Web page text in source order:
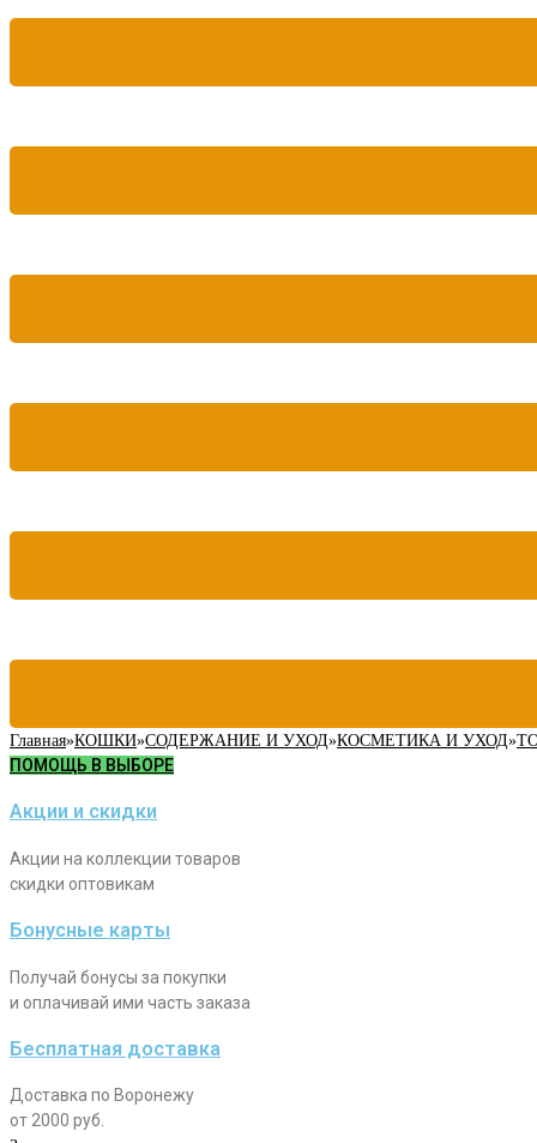
Главная»КОШКИ»СОДЕРЖАНИЕ И УХОД»КОСМЕТИКА И УХОД»
ПОМОЩЬ В ВЫБОРЕ
Акции и скидки
Акции на коллекции товаров
скидки оптовикам
Бонусные карты
Получай бонусы за покупки
и оплачивай ими часть заказа
Бесплатная доставка
Доставка по Воронежу
от 2000 руб.